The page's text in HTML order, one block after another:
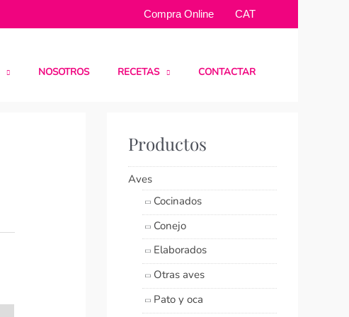
Compra Online CAT
NOSOTROS RECETAS CONTACTAR
Productos
Aves
Cocinados
Conejo
Elaborados
Otras aves
Pato y oca